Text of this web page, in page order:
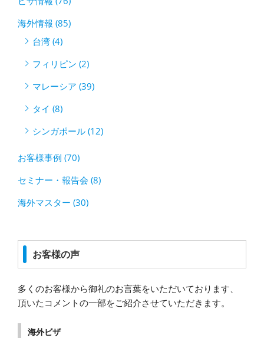
海外情報 (85)
台湾 (4)
フィリピン (2)
マレーシア (39)
タイ (8)
シンガポール (12)
お客様事例 (70)
セミナー・報告会 (8)
海外マスター (30)
お客様の声
多くのお客様から御礼のお言葉をいただいております、
頂いたコメントの一部をご紹介させていただきます。
海外ビザ